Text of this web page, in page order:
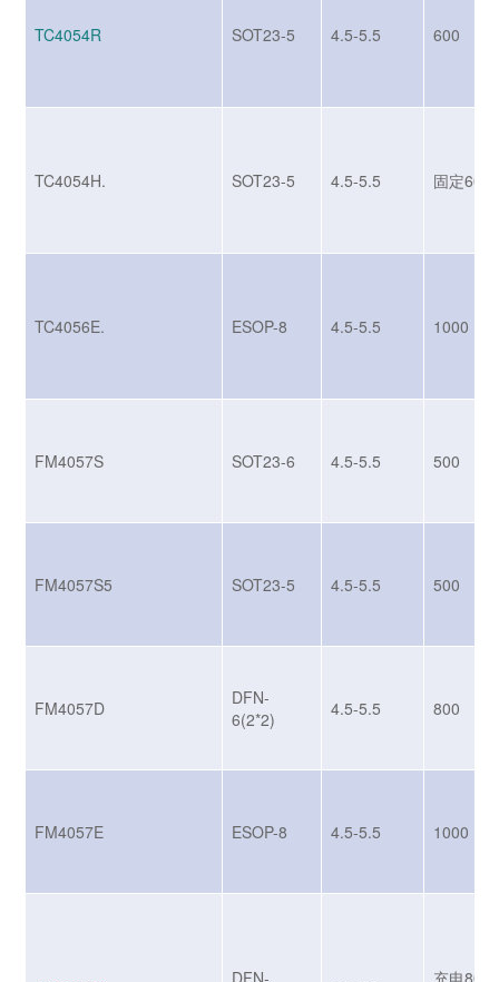
TC4054R SOT23-5 4.5-5.5 600
TC4054H. SOT23-5 4.5-5.5 固定600
TC4056E. ESOP-8 4.5-5.5 1000
FM4057S SOT23-6 4.5-5.5 500
FM4057S5 SOT23-5 4.5-5.5 500
FM4057D
DFN-
6(2*2)
4.5-5.5 800
FM4057E ESOP-8 4.5-5.5 1000
DFN-
充电